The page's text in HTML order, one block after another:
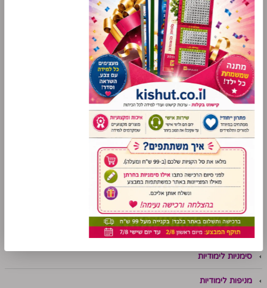
קישוטים לפי כיתות
עזרים ללמידה ביתית
עד 2 ש"ח
פלקט ניווט
ערכות תוכן
תנ"ך
מתמטיקה
שפה
אנגלית
עזרי למידה לתלמידי שילוב
סימניות לימודיות
מניפות לימודיות